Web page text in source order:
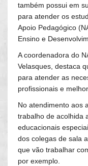
também possui em
para atender os
Apoio Pedagógico
Ensino e
A coordenadora do
Velasques, destaca
para atender as
profissionais e
No atendimento aos
trabalho de acolhida
educacionais
dos colegas de sala
que vão trabalhar
por exemplo.